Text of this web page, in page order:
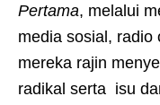
Pertama, melalui
media sosial, radio
mereka rajin
radikal serta isu